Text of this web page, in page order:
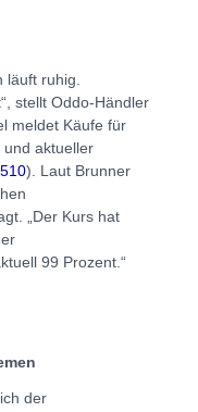
ruhig.
stellt Oddo-Händler
meldet Käufe für
und aktueller
). Laut Brunner
„Der Kurs hat
99 Prozent.“
der